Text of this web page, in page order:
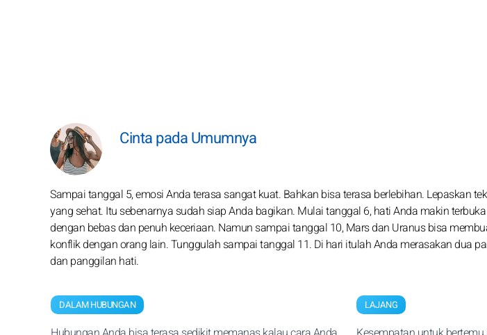
Cinta pada Umumnya
Sampai tanggal 5, emosi Anda terasa sangat kuat. Bahkan bisa terasa berlebihan. Lepaskan
yang sehat. Itu sebenarnya sudah siap Anda bagikan. Mulai tanggal 6, hati Anda makin
dengan bebas dan penuh keceriaan. Namun sampai tanggal 10, Mars dan Uranus bisa
konflik dengan orang lain. Tunggulah sampai tanggal 11. Di hari itulah Anda merasakan dua
dan panggilan hati.
DALAM HUBUNGAN LAJANG